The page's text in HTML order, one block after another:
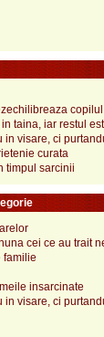
copilul
taina, iar restul
visare, ci
curata
timpul sarcinii
cei ce au trait
familie
insarcinate
visare, ci